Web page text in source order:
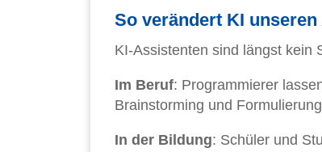
So verändert KI unseren
KI-Assistenten sind längst kein
Im Beruf: Programmierer
Brainstorming und
In der Bildung: Schüler und